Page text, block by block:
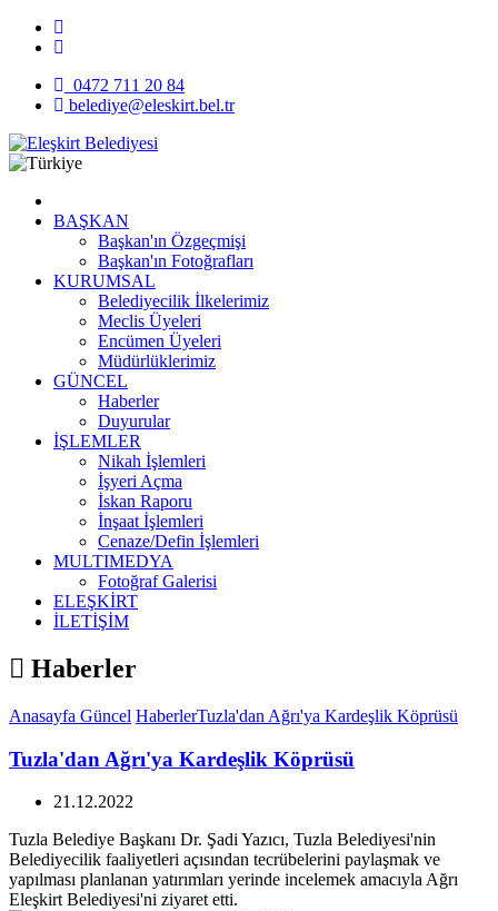
0472 711 20 84
belediye@eleskirt.bel.tr
BAŞKAN
Başkan'ın Özgeçmişi
Başkan'ın Fotoğrafları
KURUMSAL
Belediyecilik İlkelerimiz
Meclis Üyeleri
Encümen Üyeleri
Müdürlüklerimiz
GÜNCEL
Haberler
Duyurular
İŞLEMLER
Nikah İşlemleri
İşyeri Açma
İskan Raporu
İnşaat İşlemleri
Cenaze/Defin İşlemleri
MULTIMEDYA
Fotoğraf Galerisi
ELEŞKİRT
İLETİŞİM
Haberler
Anasayfa Güncel HaberlerTuzla'dan Ağrı'ya Kardeşlik Köprüsü
Tuzla'dan Ağrı'ya Kardeşlik Köprüsü
21.12.2022
Tuzla Belediye Başkanı Dr. Şadi Yazıcı, Tuzla Belediyesi'nin
Belediyecilik faaliyetleri açısından tecrübelerini paylaşmak ve
yapılması planlanan yatırımları yerinde incelemek amacıyla Ağrı
Eleşkirt Belediyesi'ni ziyaret etti.